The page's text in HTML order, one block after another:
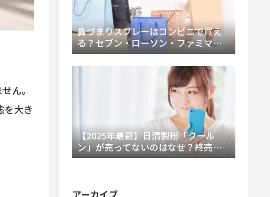
ん。
大き
鼻づまりスプレーはコンビニで買え
る？セブン・ローソン・ファミマの
販売時間と主要製品を徹底解説
【2025年最新】日清製粉「クール
ン」が売ってないのはなぜ？終売の
真相とレアチーズケーキ代替品・再
アーカイブ